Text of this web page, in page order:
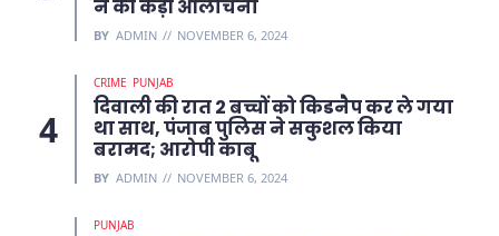
ने की कड़ी आलोचना
BY ADMIN NOVEMBER 6, 2024
CRIME PUNJAB
दिवाली की रात 2 बच्चों को किडनैप कर ले गया
था साथ, पंजाब पुलिस ने सकुशल किया
बरामद; आरोपी काबू
BY ADMIN NOVEMBER 6, 2024
PUNJAB